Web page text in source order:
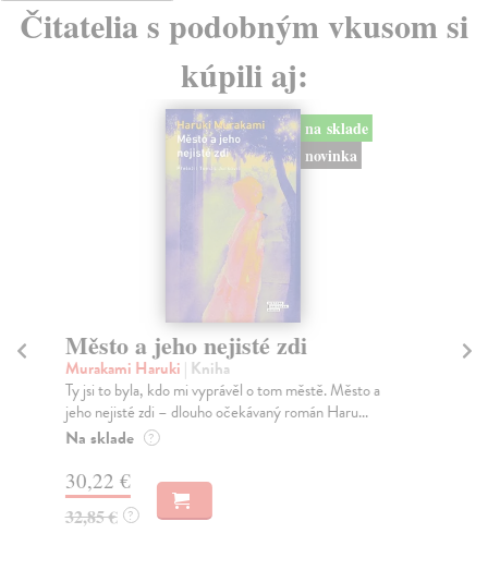
Čitatelia s podobným vkusom si
kúpili aj:
na sklade
novinka
Město a jeho nejisté zdi
Murakami Haruki | Kniha
Ty jsi to byla, kdo mi vyprávěl o tom městě. Město a
jeho nejisté zdi – dlouho očekávaný román Haru...
Na sklade ?
30,22 €
32,85 € ?